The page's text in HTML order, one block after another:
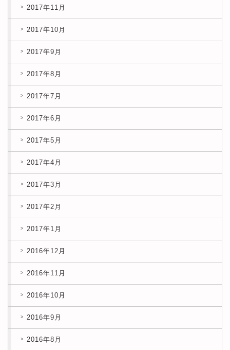
2017年11月
2017年10月
2017年9月
2017年8月
2017年7月
2017年6月
2017年5月
2017年4月
2017年3月
2017年2月
2017年1月
2016年12月
2016年11月
2016年10月
2016年9月
2016年8月